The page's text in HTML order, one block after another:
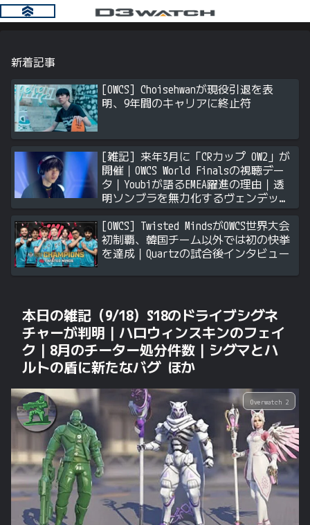
新着記事
[OWCS] Choisehwanが現役引退を表
明、9年間のキャリアに終止符
[雑記] 来年3月に「CRカップ OW2」が
開催｜OWCS World Finalsの視聴デー
タ｜Youbiが語るEMEA躍進の理由｜透
明ソンブラを無力化するヴェンデッタ
｜Stalk3rが久々のツィート ほか
[OWCS] Twisted MindsがOWCS世界大会
初制覇、韓国チーム以外では初の快挙
を達成｜Quartzの試合後インタビュー
本日の雑記（9/18）S18のドライブシグネ
チャーが判明｜ハロウィンスキンのフェイ
ク｜8月のチーター処分件数｜シグマとハ
ルトの盾に新たなバグ ほか
Overwatch 2